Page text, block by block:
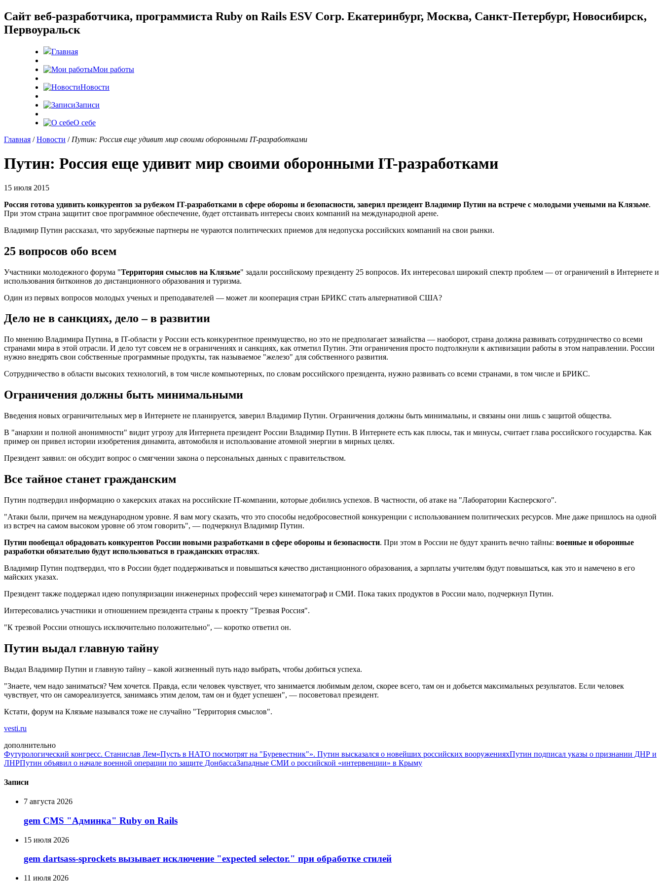
Cайт веб-разработчика, программиста Ruby on Rails ESV Corp. Екатеринбург, Москва, Санкт-Петербург, Новосибирск,
Первоуральск
Главная
Мои работы
Новости
Записи
О себе
Главная /Новости / Путин: Россия еще удивит мир своими оборонными IT-разработками
Путин: Россия еще удивит мир своими оборонными IT-разработками
15 июля 2015
Россия готова удивить конкурентов за рубежом IT-разработками в сфере обороны и безопасности, заверил президент Владимир Путин на встрече с молодыми учеными на Клязьме.
При этом страна защитит свое программное обеспечение, будет отстаивать интересы своих компаний на международной арене.
Владимир Путин рассказал, что зарубежные партнеры не чураются политических приемов для недопуска российских компаний на свои рынки.
25 вопросов обо всем
Участники молодежного форума "Территория смыслов на Клязьме" задали российскому президенту 25 вопросов. Их интересовал широкий спектр проблем — от ограничений в Интернете и
использования биткоинов до дистанционного образования и туризма.
Один из первых вопросов молодых ученых и преподавателей — может ли кооперация стран БРИКС стать альтернативой США?
Дело не в санкциях, дело – в развитии
По мнению Владимира Путина, в IT-области у России есть конкурентное преимущество, но это не предполагает зазнайства — наоборот, страна должна развивать сотрудничество со всеми
странами мира в этой отрасли. И дело тут совсем не в ограничениях и санкциях, как отметил Путин. Эти ограничения просто подтолкнули к активизации работы в этом направлении. России
нужно внедрять свои собственные программные продукты, так называемое "железо" для собственного развития.
Сотрудничество в области высоких технологий, в том числе компьютерных, по словам российского президента, нужно развивать со всеми странами, в том числе и БРИКС.
Ограничения должны быть минимальными
Введения новых ограничительных мер в Интернете не планируется, заверил Владимир Путин. Ограничения должны быть минимальны, и связаны они лишь с защитой общества.
В "анархии и полной анонимности" видит угрозу для Интернета президент России Владимир Путин. В Интернете есть как плюсы, так и минусы, считает глава российского государства. Как
пример он привел истории изобретения динамита, автомобиля и использование атомной энергии в мирных целях.
Президент заявил: он обсудит вопрос о смягчении закона о персональных данных с правительством.
Все тайное станет гражданским
Путин подтвердил информацию о хакерских атаках на российские IT-компании, которые добились успехов. В частности, об атаке на "Лаборатории Касперского".
"Атаки были, причем на международном уровне. Я вам могу сказать, что это способы недобросовестной конкуренции с использованием политических ресурсов. Мне даже пришлось на одной
из встреч на самом высоком уровне об этом говорить", — подчеркнул Владимир Путин.
Путин пообещал обрадовать конкурентов России новыми разработками в сфере обороны и безопасности. При этом в России не будут хранить вечно тайны: военные и оборонные
разработки обязательно будут использоваться в гражданских отраслях.
Владимир Путин подтвердил, что в России будет поддерживаться и повышаться качество дистанционного образования, а зарплаты учителям будут повышаться, как это и намечено в его
майских указах.
Президент также поддержал идею популяризации инженерных профессий через кинематограф и СМИ. Пока таких продуктов в России мало, подчеркнул Путин.
Интересовались участники и отношением президента страны к проекту "Трезвая Россия".
"К трезвой России отношусь исключительно положительно", — коротко ответил он.
Путин выдал главную тайну
Выдал Владимир Путин и главную тайну – какой жизненный путь надо выбрать, чтобы добиться успеха.
"Знаете, чем надо заниматься? Чем хочется. Правда, если человек чувствует, что занимается любимым делом, скорее всего, там он и добьется максимальных результатов. Если человек
чувствует, что он самореализуется, занимаясь этим делом, там он и будет успешен", — посоветовал президент.
Кстати, форум на Клязьме назывался тоже не случайно "Территория смыслов".
vesti.ru
дополнительно
Футурологический конгресс. Станислав Лем«Пусть в НАТО посмотрят на "Буревестник"». Путин высказался о новейших российских вооруженияхПутин подписал указы о признании ДНР и
ЛНРПутин объявил о начале военной операции по защите ДонбассаЗападные СМИ о российской «интервенции» в Крыму
Записи
7 августа 2026
gem CMS "Админка" Ruby on Rails
15 июля 2026
gem dartsass-sprockets вызывает исключение "expected selector." при обработке стилей
11 июля 2026